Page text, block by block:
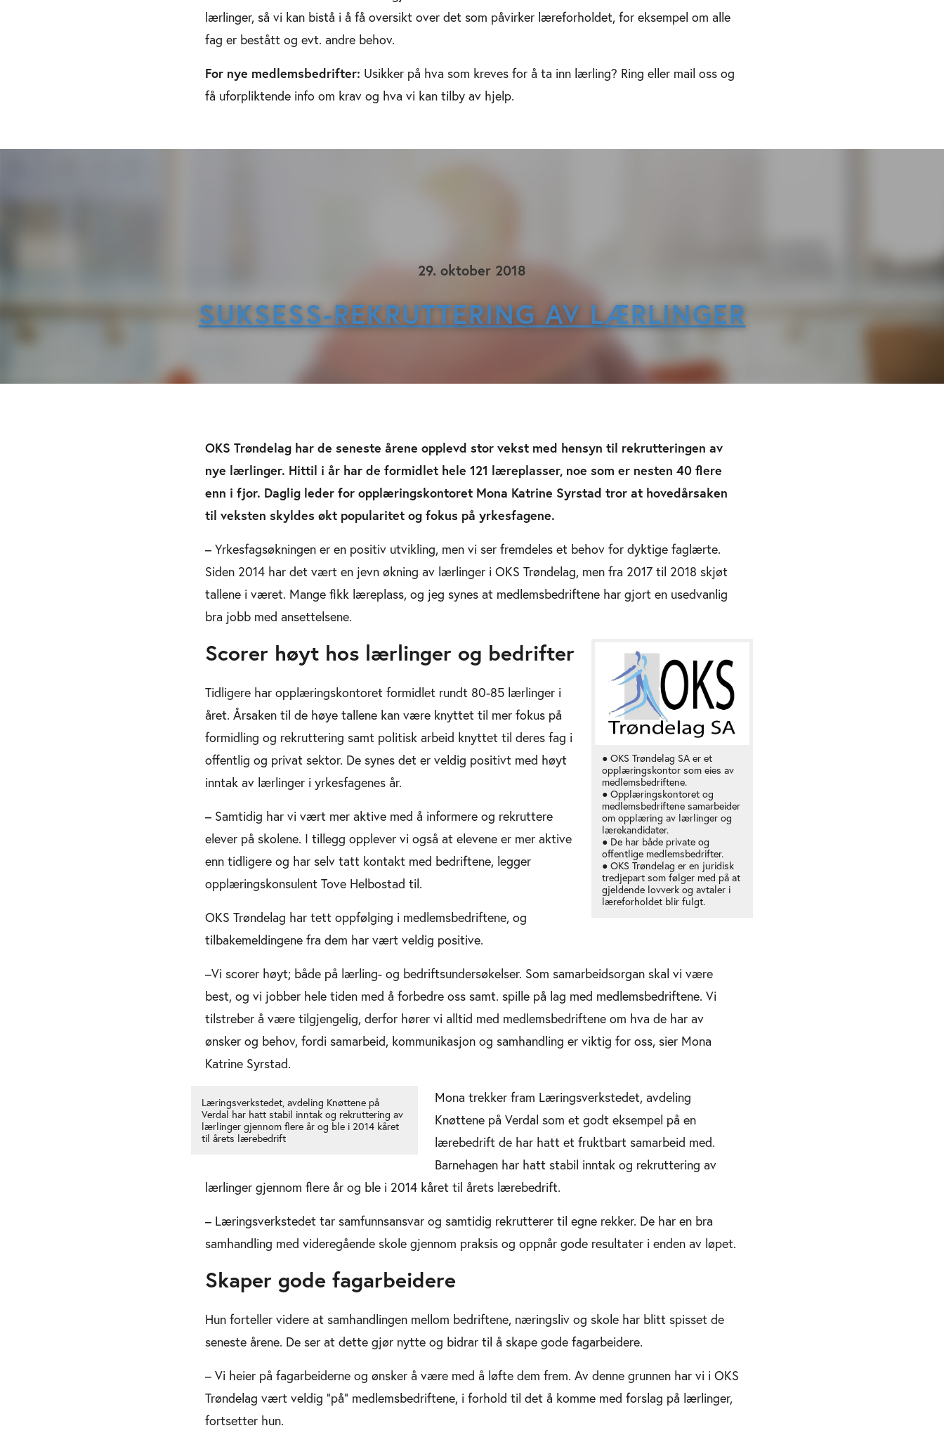
lærlinger, så vi kan bistå i å få oversikt over det som påvirker læreforholdet, for eksempel om alle
fag er bestått og evt. andre behov.
For nye medlemsbedrifter: Usikker på hva som kreves for å ta inn lærling? Ring eller mail oss og
få uforpliktende info om krav og hva vi kan tilby av hjelp.
29. oktober 2018
SUKSESS-REKRUTTERING AV LÆRLINGER
OKS Trøndelag har de seneste årene opplevd stor vekst med hensyn til rekrutteringen av
nye lærlinger. Hittil i år har de formidlet hele 121 læreplasser, noe som er nesten 40 flere
enn i fjor. Daglig leder for opplæringskontoret Mona Katrine Syrstad tror at hovedårsaken
til veksten skyldes økt popularitet og fokus på yrkesfagene.
– Yrkesfagsøkningen er en positiv utvikling, men vi ser fremdeles et behov for dyktige faglærte.
Siden 2014 har det vært en jevn økning av lærlinger i OKS Trøndelag, men fra 2017 til 2018 skjøt
tallene i været. Mange fikk læreplass, og jeg synes at medlemsbedriftene har gjort en usedvanlig
bra jobb med ansettelsene.
● OKS Trøndelag SA er et
opplæringskontor som eies av
medlemsbedriftene.
● Opplæringskontoret og
medlemsbedriftene samarbeider
om opplæring av lærlinger og
lærekandidater.
● De har både private og
offentlige medlemsbedrifter.
● OKS Trøndelag er en juridisk
tredjepart som følger med på at
gjeldende lovverk og avtaler i
læreforholdet blir fulgt.
Scorer høyt hos lærlinger og bedrifter
Tidligere har opplæringskontoret formidlet rundt 80-85 lærlinger i
året. Årsaken til de høye tallene kan være knyttet til mer fokus på
formidling og rekruttering samt politisk arbeid knyttet til deres fag i
offentlig og privat sektor. De synes det er veldig positivt med høyt
inntak av lærlinger i yrkesfagenes år.
– Samtidig har vi vært mer aktive med å informere og rekruttere
elever på skolene. I tillegg opplever vi også at elevene er mer aktive
enn tidligere og har selv tatt kontakt med bedriftene, legger
opplæringskonsulent Tove Helbostad til.
OKS Trøndelag har tett oppfølging i medlemsbedriftene, og
tilbakemeldingene fra dem har vært veldig positive.
–Vi scorer høyt; både på lærling- og bedriftsundersøkelser. Som samarbeidsorgan skal vi være
best, og vi jobber hele tiden med å forbedre oss samt. spille på lag med medlemsbedriftene. Vi
tilstreber å være tilgjengelig, derfor hører vi alltid med medlemsbedriftene om hva de har av
ønsker og behov, fordi samarbeid, kommunikasjon og samhandling er viktig for oss, sier Mona
Katrine Syrstad.
Læringsverkstedet, avdeling Knøttene på
Verdal har hatt stabil inntak og rekruttering av
lærlinger gjennom flere år og ble i 2014 kåret
til årets lærebedrift
Mona trekker fram Læringsverkstedet, avdeling
Knøttene på Verdal som et godt eksempel på en
lærebedrift de har hatt et fruktbart samarbeid med.
Barnehagen har hatt stabil inntak og rekruttering av
lærlinger gjennom flere år og ble i 2014 kåret til årets lærebedrift.
– Læringsverkstedet tar samfunnsansvar og samtidig rekrutterer til egne rekker. De har en bra
samhandling med videregående skole gjennom praksis og oppnår gode resultater i enden av løpet.
Skaper gode fagarbeidere
Hun forteller videre at samhandlingen mellom bedriftene, næringsliv og skole har blitt spisset de
seneste årene. De ser at dette gjør nytte og bidrar til å skape gode fagarbeidere.
– Vi heier på fagarbeiderne og ønsker å være med å løfte dem frem. Av denne grunnen har vi i OKS
Trøndelag vært veldig “på” medlemsbedriftene, i forhold til det å komme med forslag på lærlinger,
fortsetter hun.